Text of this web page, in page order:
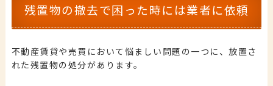
残置物の撤去で困った時には業者に依頼
不動産賃貸や売買において悩ましい問題の一つに、放置さ
れた残置物の処分があります。